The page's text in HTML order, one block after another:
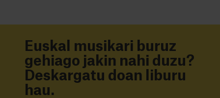
Euskal musikari buruz
gehiago jakin nahi duzu?
Deskargatu doan liburu
hau.